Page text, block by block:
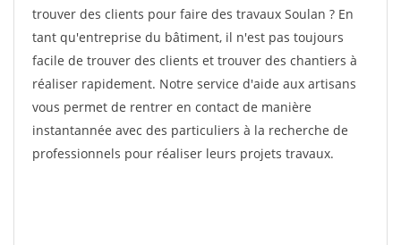
trouver des clients pour faire des travaux Soulan ? En
tant qu'entreprise du bâtiment, il n'est pas toujours
facile de trouver des clients et trouver des chantiers à
réaliser rapidement. Notre service d'aide aux artisans
vous permet de rentrer en contact de manière
instantannée avec des particuliers à la recherche de
professionnels pour réaliser leurs projets travaux.